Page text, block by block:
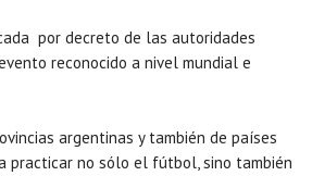
por decreto de las autoridades
reconocido a nivel mundial e
argentinas y también de países
practicar no sólo el fútbol, sino también